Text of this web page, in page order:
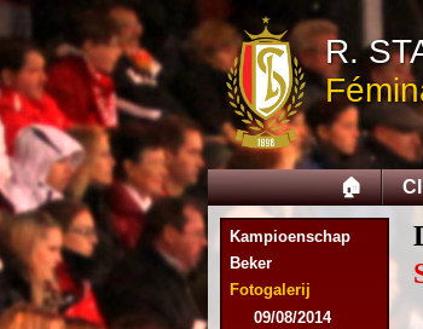
R.
🏠
Kampioenschap
Beker
Fotogalerij
09/08/2014